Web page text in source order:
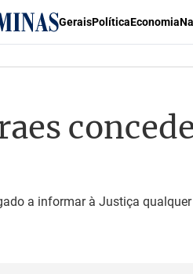
GeraisPolíticaEconomia
a informar à Justiça